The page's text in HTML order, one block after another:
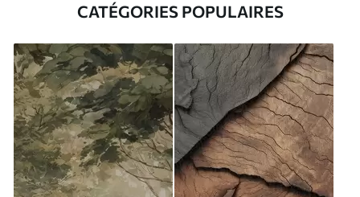
CATÉGORIES POPULAIRES